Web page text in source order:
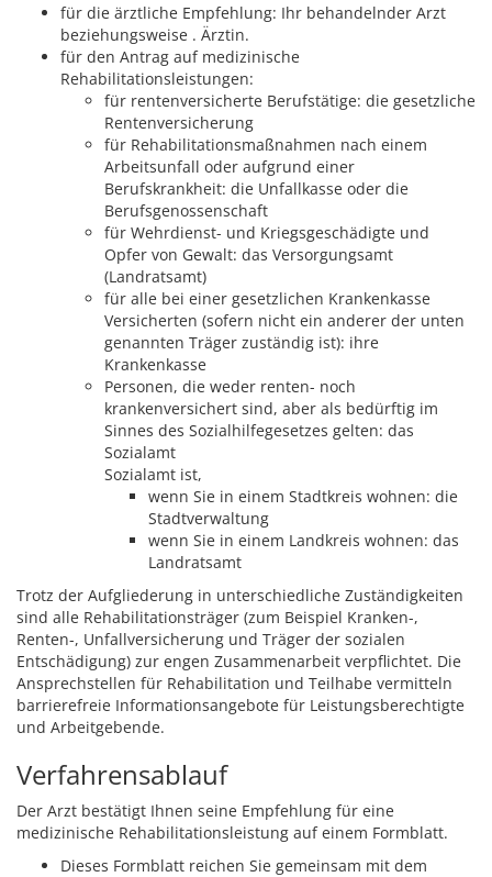
für die ärztliche Empfehlung: Ihr behandelnder Arzt
beziehungsweise . Ärztin.
für den Antrag auf medizinische
Rehabilitationsleistungen:
für rentenversicherte Berufstätige: die gesetzliche
Rentenversicherung
für Rehabilitationsmaßnahmen nach einem
Arbeitsunfall oder aufgrund einer
Berufskrankheit: die Unfallkasse oder die
Berufsgenossenschaft
für Wehrdienst- und Kriegsgeschädigte und
Opfer von Gewalt: das Versorgungsamt
(Landratsamt)
für alle bei einer gesetzlichen Krankenkasse
Versicherten (sofern nicht ein anderer der unten
genannten Träger zuständig ist): ihre
Krankenkasse
Personen, die weder renten- noch
krankenversichert sind, aber als bedürftig im
Sinnes des Sozialhilfegesetzes gelten: das
Sozialamt
Sozialamt ist,
wenn Sie in einem Stadtkreis wohnen: die
Stadtverwaltung
wenn Sie in einem Landkreis wohnen: das
Landratsamt
Trotz der Aufgliederung in unterschiedliche Zuständigkeiten
sind alle Rehabilitationsträger (zum Beispiel Kranken-,
Renten-, Unfallversicherung und Träger der sozialen
Entschädigung) zur engen Zusammenarbeit verpflichtet. Die
Ansprechstellen für Rehabilitation und Teilhabe vermitteln
barrierefreie Informationsangebote für Leistungsberechtigte
und Arbeitgebende.
Verfahrensablauf
Der Arzt bestätigt Ihnen seine Empfehlung für eine
medizinische Rehabilitationsleistung auf einem Formblatt.
Dieses Formblatt reichen Sie gemeinsam mit dem